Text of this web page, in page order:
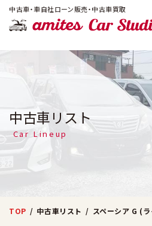
!-- Google Tag Manager -->
中古車・車自社ローン販売・中古車買取
中古車リスト
Car Lineup
TOP 中古車リスト スペーシア G (